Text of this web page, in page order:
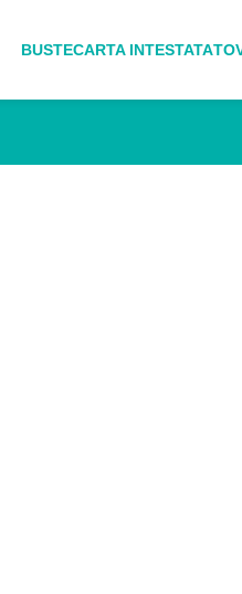
BUSTECARTA INTESTATA